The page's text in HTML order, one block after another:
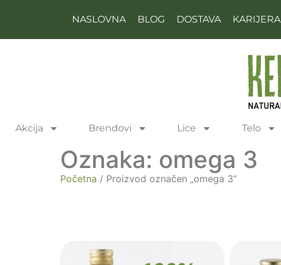
NASLOVNA BLOG DOSTAVA KARIJERA
Akcija Brendovi Lice Telo
Oznaka: omega 3
Početna / Proizvod označen „omega 3“